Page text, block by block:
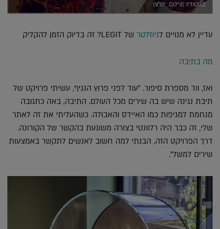
בסטודיו (צילום: יח"צ)
עדיין לא מנויים לניוזלטר של LEGIT? זה בדיוק הזמן להקליק
מה בתיבה
ואז, ווד מספרת סיפור. "עוד לפני פרוץ הנגיף, עשיתי פרויקט של
תיבת נגינה שיש בה שירים מכל העולם. התיבה, באה כתגובה
מנחמת למגיפות כמו האיידס והאבולה. כשהעליתי את זה לאתר
שלי, זה כבר היה רלוונטי בצורה משוגעת בהקשר של הקורונה.
דרך הפרויקט הזה, הבנתי למה חשוב לאנשים לתקשר באמצעות
שירים למשל".